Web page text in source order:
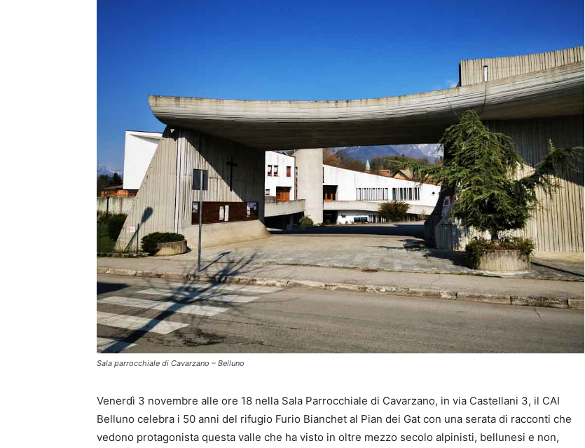
Sala parrocchiale di Cavarzano – Belluno
Venerdì 3 novembre alle ore 18 nella Sala Parrocchiale di Cavarzano, in via Castellani 3, il CAI
Belluno celebra i 50 anni del rifugio Furio Bianchet al Pian dei Gat con una serata di racconti che
vedono protagonista questa valle che ha visto in oltre mezzo secolo alpinisti, bellunesi e non,